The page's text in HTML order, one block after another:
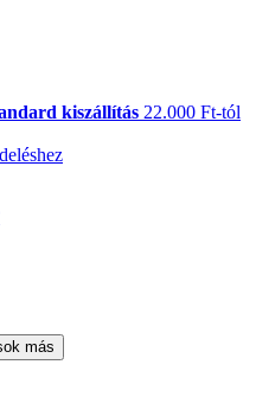
kiszállítás 22.000 Ft-tól